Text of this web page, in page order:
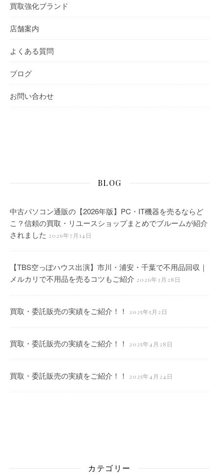
買取強化ブランド
店舗案内
よくある質問
ブログ
お問い合わせ
BLOG
中古パソコン通販の【2026年版】PC・IT機器を売るならど
こ？信頼の買取・リユースショップまとめでブルームが紹介
されました 2026年7月14日
【TBS空っぽハウス出演】市川・浦安・千葉で不用品回収｜
メルカリで不用品を売るコツもご紹介 2026年3月28日
買取・委託販売の実績をご紹介！！ 2025年5月2日
買取・委託販売の実績をご紹介！！ 2025年4月28日
買取・委託販売の実績をご紹介！！ 2025年4月24日
カテゴリー